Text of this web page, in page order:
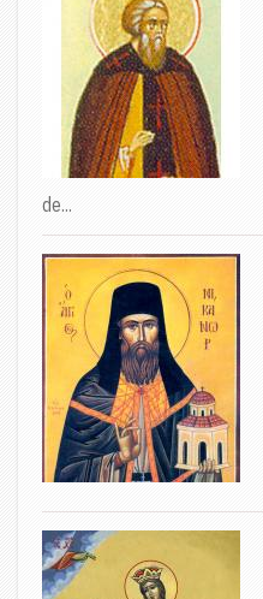
de...